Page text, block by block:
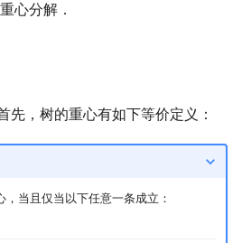
数论分块
莫比乌斯反演
心分解．
先，树的重心有如下等价定义：
当且仅当以下任意一条成立：